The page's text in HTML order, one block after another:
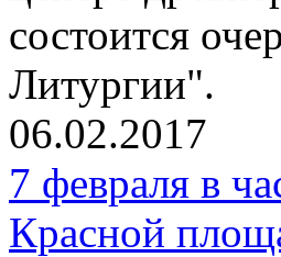
состоится
Литургии".
06.02.2017
7 февраля в
Красной